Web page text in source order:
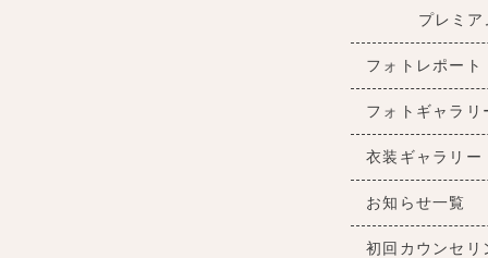
プレミ
フォトレポート
フォトギャラリ
衣装ギャラリー
お知らせ一覧
初回カウンセリ